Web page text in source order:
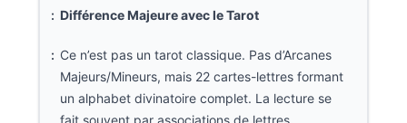
Différence Majeure avec le Tarot
Ce n’est pas un tarot classique. Pas d’Arcanes
Majeurs/Mineurs, mais 22 cartes-lettres formant
un alphabet divinatoire complet. La lecture se
fait souvent par associations de lettres.